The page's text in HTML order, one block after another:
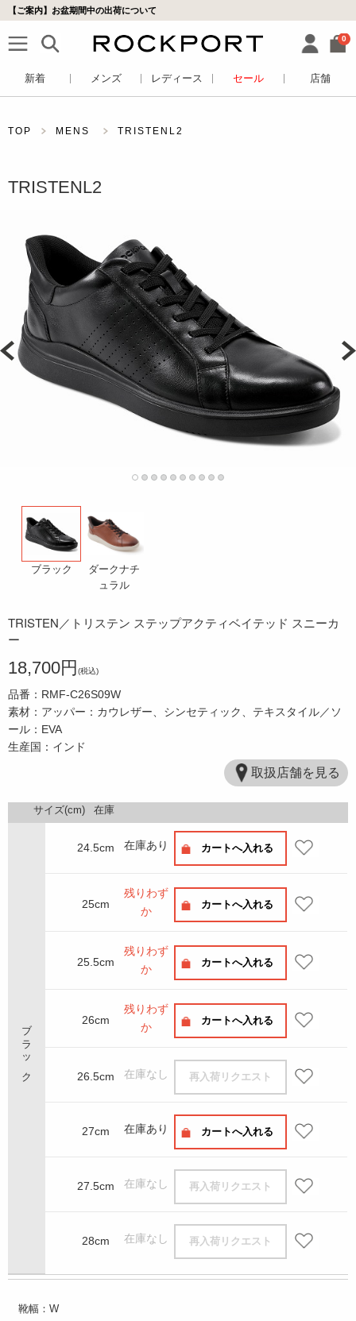
【ご案内】お盆期間中の出荷について
0
新着 メンズ レディース セール 店舗
TOP MENS TRISTENL2
TRISTENL2
ブラック
ダークナチ
ュラル
TRISTEN／トリステン ステップアクティベイテッド スニーカ
ー
18,700円 (税込)
品番：RMF-C26S09W
素材：アッパー：カウレザー、シンセティック、テキスタイル／ソ
ール：EVA
生産国：インド
取扱店舗を見る
サイズ(cm) 在庫
ブラック
24.5cm 在庫あり カートへ入れる
25cm
残りわず
か
カートへ入れる
25.5cm
残りわず
か
カートへ入れる
26cm
残りわず
か
カートへ入れる
26.5cm 在庫なし 再入荷リクエスト
27cm 在庫あり カートへ入れる
27.5cm 在庫なし 再入荷リクエスト
28cm 在庫なし 再入荷リクエスト
靴幅：W